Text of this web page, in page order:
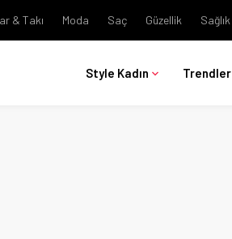
& Takı Moda Saç Güzellik Sağlık
Style Kadın Trendler